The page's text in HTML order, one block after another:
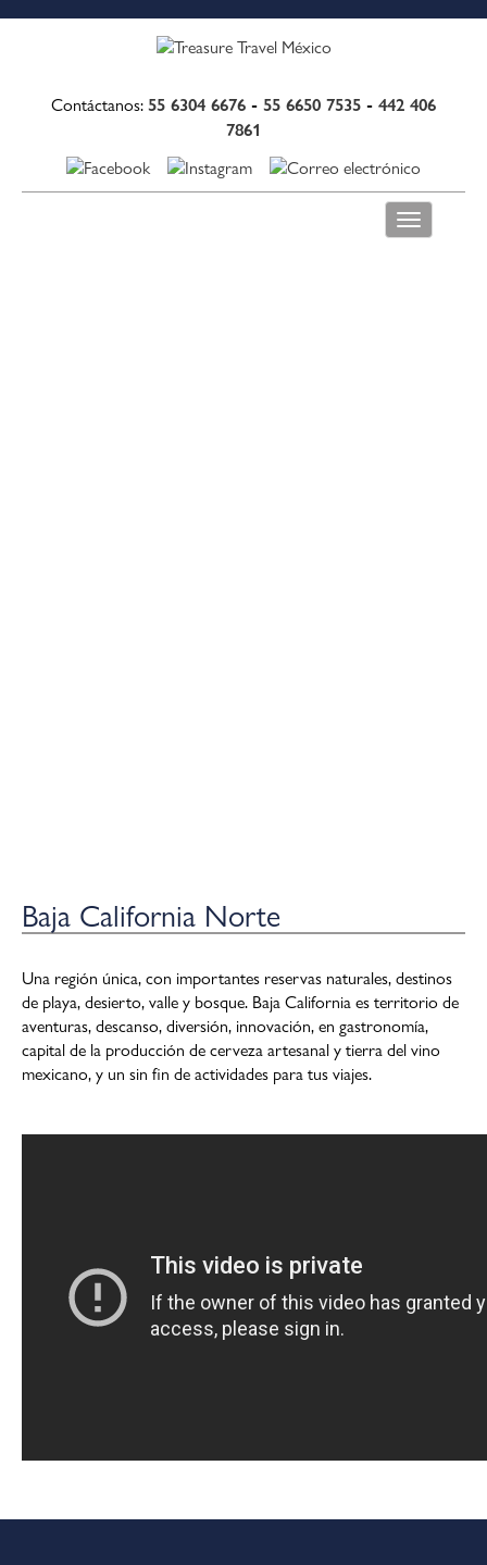
Contáctanos: 55 6304 6676 - 55 6650 7535 - 442 406
7861
Toggle
navigation
Baja California Norte
Una región única, con importantes reservas naturales, destinos
de playa, desierto, valle y bosque. Baja California es territorio de
aventuras, descanso, diversión, innovación, en gastronomía,
capital de la producción de cerveza artesanal y tierra del vino
mexicano, y un sin fin de actividades para tus viajes.